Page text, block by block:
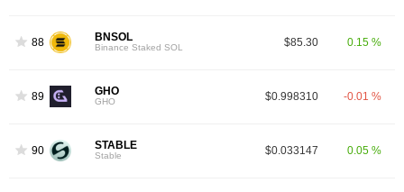
88 BNSOL
Binance Staked SOL $85.30 0.15 %
89 GHO
GHO $0.998310 -0.01 %
90 STABLE
Stable $0.033147 0.05 %